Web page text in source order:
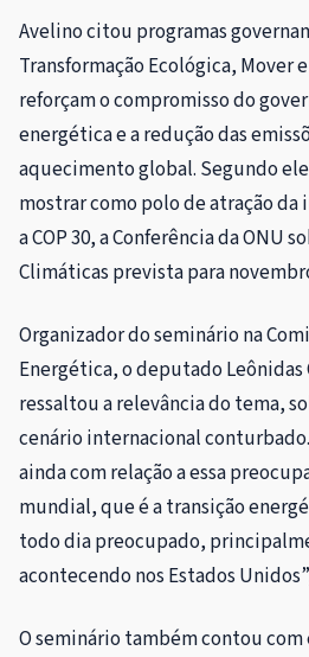
Avelino citou programas
Transformação Ecológica, Mover
reforçam o compromisso do
energética e a redução das
aquecimento global. Segundo
mostrar como polo de atração
a COP 30, a Conferência da ONU
Climáticas prevista para
Organizador do seminário na
Energética, o deputado Leônidas
ressaltou a relevância do tema,
cenário internacional
ainda com relação a essa
mundial, que é a transição
todo dia preocupado,
acontecendo nos Estados
O seminário também contou